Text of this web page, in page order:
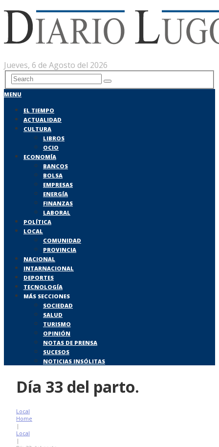
Jueves, 6 de Agosto del 2026
MENU
EL TIEMPO
ACTUALIDAD
CULTURA
LIBROS
OCIO
ECONOMÍA
BANCOS
BOLSA
EMPRESAS
ENERGÍA
FINANZAS
LABORAL
POLÍTICA
LOCAL
COMUNIDAD
PROVINCIA
NACIONAL
INTARNACIONAL
DEPORTES
TECNOLOGÍA
MÁS SECCIONES
SOCIEDAD
SALUD
TURISMO
OPINIÓN
NOTAS DE PRENSA
SUCESOS
NOTICIAS INSÓLITAS
Día 33 del parto.
Local
Home
|
Local
|